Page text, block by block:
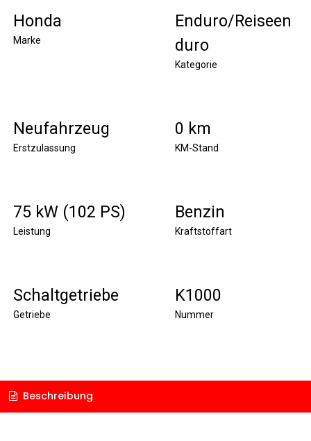
Honda
Marke
Enduro/Reiseen
duro
Kategorie
Neufahrzeug
Erstzulassung
0 km
KM-Stand
75 kW (102 PS)
Leistung
Benzin
Kraftstoffart
Schaltgetriebe
Getriebe
K1000
Nummer
Beschreibung